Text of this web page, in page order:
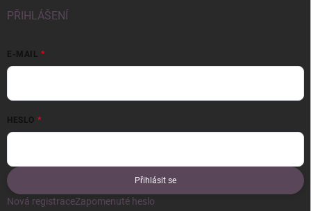
PŘIHLÁŠENÍ
E-MAIL
HESLO
Přihlásit se
Nová registraceZapomenuté heslo